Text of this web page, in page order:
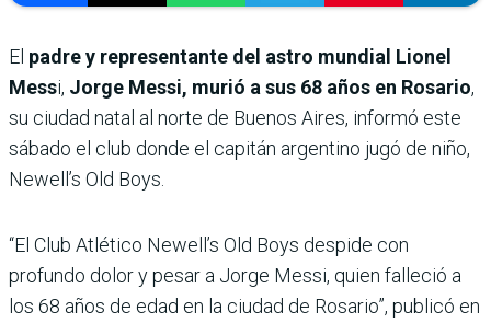
El padre y representante del astro mundial Lionel
Messi, Jorge Messi, murió a sus 68 años en Rosario,
su ciudad natal al norte de Buenos Aires, informó este
sábado el club donde el capitán argentino jugó de niño,
Newell’s Old Boys.
“El Club Atlético Newell’s Old Boys despide con
profundo dolor y pesar a Jorge Messi, quien falleció a
los 68 años de edad en la ciudad de Rosario”, publicó en